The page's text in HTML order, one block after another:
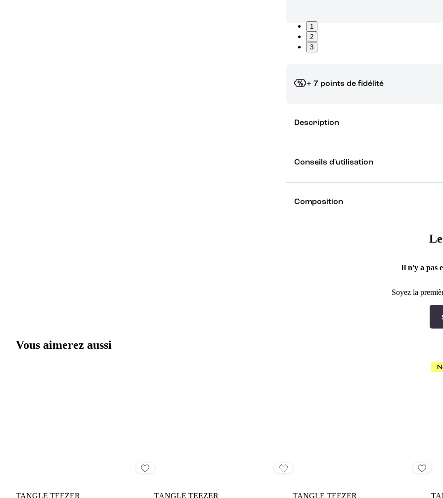
1
2
3
+ 7 points de fidélité
Description
Conseils d'utilisation
Composition
Il n'y a pas
Soyez la
Vous aimerez aussi
TANGLE TEEZER TANGLE TEEZER TANGLE TEEZER